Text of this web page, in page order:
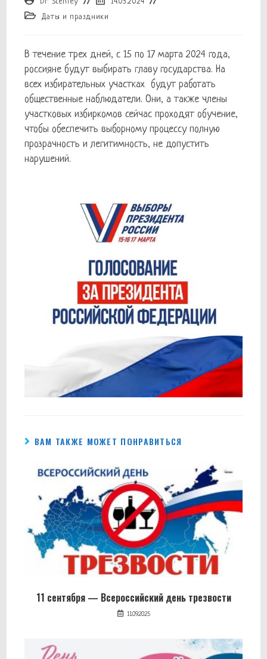
записи:
РубрикаДаты и праздники
В течение трех дней, с 15 по 17 марта 2024 года,
россияне будут выбирать главу государства. На
всех избирательных участках будут работать
общественные наблюдатели. Они, а также члены
участковых избиркомов сейчас проходят обучение,
чтобы обеспечить выборному процессу полную
прозрачность и легитимность, не допустить
нарушений.
ВАМ ТАКЖЕ МОЖЕТ ПОНРАВИТЬСЯ
11 сентября — Всероссийский день трезвости
11.09.2025